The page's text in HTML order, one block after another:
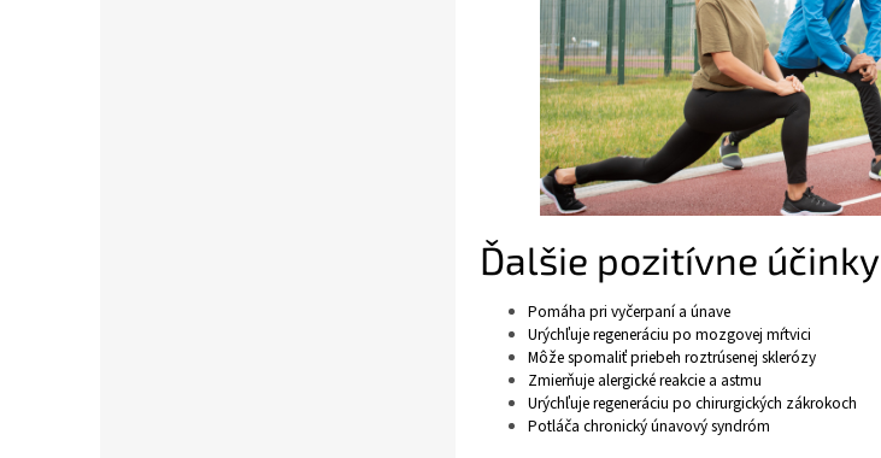
Ďalšie pozitívne účinky
Pomáha pri vyčerpaní a únave
Urýchľuje regeneráciu po mozgovej mŕtvici
Môže spomaliť priebeh roztrúsenej sklerózy
Zmierňuje alergické reakcie a astmu
Urýchľuje regeneráciu po chirurgických zákrokoch
Potláča chronický únavový syndróm